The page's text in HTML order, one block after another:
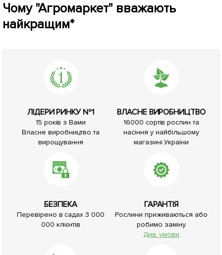
Чому "Агромаркет" вважають
найкращим*
ЛІДЕРИ РИНКУ №1
15 років з Вами
Власне виробництво та
вирощування
ВЛАСНЕ ВИРОБНИЦТВО
16000 сортів рослин та
насіння у найбільшому
магазині України
БЕЗПЕКА
Перевірено в садах 3 000
000 клієнтів
ГАРАНТІЯ
Рослини приживаються або
робимо заміну
Див. умови